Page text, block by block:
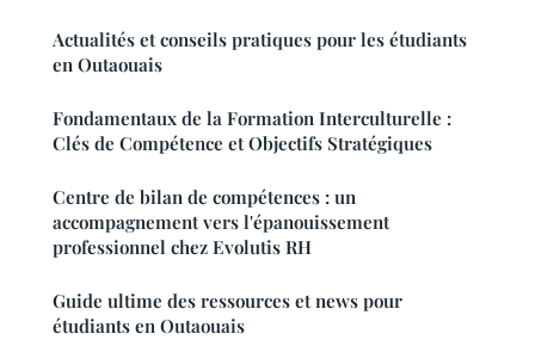
Actualités et conseils pratiques pour les étudiants
en Outaouais
Fondamentaux de la Formation Interculturelle :
Clés de Compétence et Objectifs Stratégiques
Centre de bilan de compétences : un
accompagnement vers l'épanouissement
professionnel chez Evolutis RH
Guide ultime des ressources et news pour
étudiants en Outaouais